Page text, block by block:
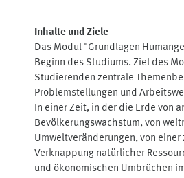
Inhalte und Ziele
Das Modul "Grundlagen
Beginn des Studiums. Ziel des
Studierenden zentrale
Problemstellungen und
In einer Zeit, in der die Erde von
Bevölkerungswachstum, von
Umweltveränderungen, von einer
Verknappung natürlicher
und ökonomischen Umbrüchen